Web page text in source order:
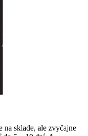
na sklade, ale zvyčajne